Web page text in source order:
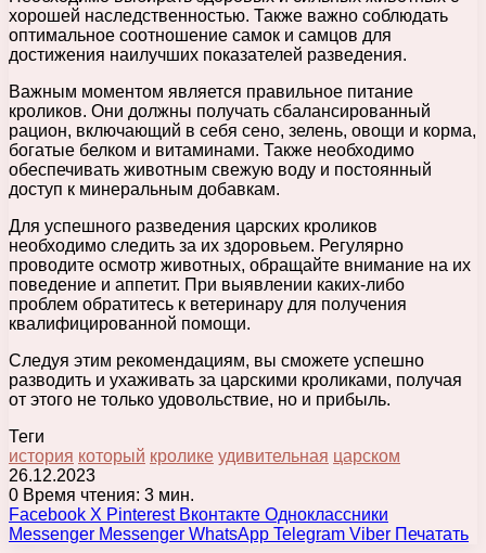
хорошей наследственностью. Также важно соблюдать
оптимальное соотношение самок и самцов для
достижения наилучших показателей разведения.
Важным моментом является правильное питание
кроликов. Они должны получать сбалансированный
рацион, включающий в себя сено, зелень, овощи и корма,
богатые белком и витаминами. Также необходимо
обеспечивать животным свежую воду и постоянный
доступ к минеральным добавкам.
Для успешного разведения царских кроликов
необходимо следить за их здоровьем. Регулярно
проводите осмотр животных, обращайте внимание на их
поведение и аппетит. При выявлении каких-либо
проблем обратитесь к ветеринару для получения
квалифицированной помощи.
Следуя этим рекомендациям, вы сможете успешно
разводить и ухаживать за царскими кроликами, получая
от этого не только удовольствие, но и прибыль.
Теги
история который кролике удивительная царском
26.12.2023
0 Время чтения: 3 мин.
Facebook X Pinterest Вконтакте Одноклассники
Messenger Messenger WhatsApp Telegram Viber Печатать